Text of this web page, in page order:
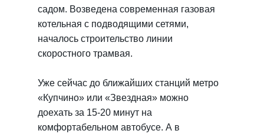
садом. Возведена современная газовая
котельная с подводящими сетями,
началось строительство линии
скоростного трамвая.
Уже сейчас до ближайших станций метро
«Купчино» или «Звездная» можно
доехать за 15-20 минут на
комфортабельном автобусе. А в